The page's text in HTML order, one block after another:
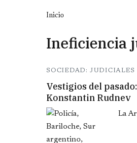
Inicio
Ineficiencia
SOCIEDAD: JUDICIALES
Vestigios del
Konstantin Rudnev
La